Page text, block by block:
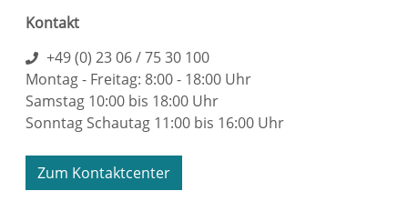
Kontakt
+49 (0) 23 06 / 75 30 100
Montag - Freitag: 8:00 - 18:00 Uhr
Samstag 10:00 bis 18:00 Uhr
Sonntag Schautag 11:00 bis 16:00 Uhr
Zum Kontaktcenter